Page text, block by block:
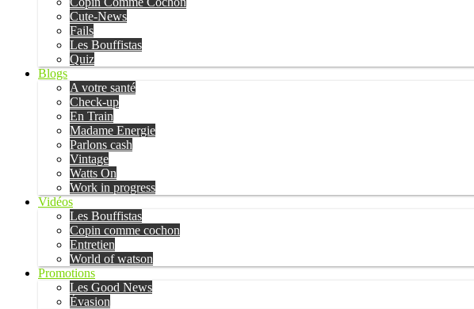
Cute-News
Fails
Les Bouffistas
Quiz
Blogs
A votre santé
Check-up
En Train
Madame Energie
Parlons cash
Vintage
Watts On
Work in progress
Vidéos
Les Bouffistas
Copin comme cochon
Entretien
World of watson
Promotions
Les Good News
Évasion